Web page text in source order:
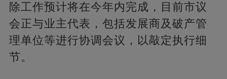
除工作预计将在今年内完成，目前市议
会正与业主代表，包括发展商及破产管
理单位等进行协调会议，以敲定执行细
节。